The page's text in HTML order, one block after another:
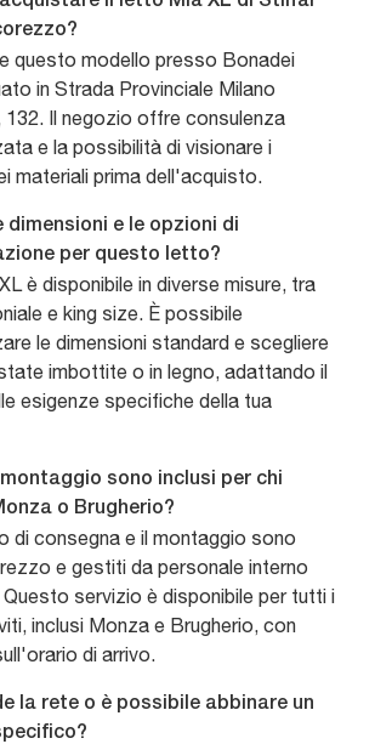
questo modello presso Bonadei
in Strada Provinciale Milano
132. Il negozio offre consulenza
e la possibilità di visionare i
materiali prima dell'acquisto.
dimensioni e le opzioni di
per questo letto?
è disponibile in diverse misure, tra
e king size. È possibile
le dimensioni standard e scegliere
imbottite o in legno, adattando il
esigenze specifiche della tua
sono inclusi per chi
o Brugherio?
di consegna e il montaggio sono
e gestiti da personale interno
servizio è disponibile per tutti i
inclusi Monza e Brugherio, con
di arrivo.
la rete o è possibile abbinare un